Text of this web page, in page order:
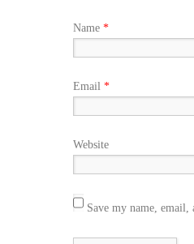
Name *
Email *
Website
Save my name,